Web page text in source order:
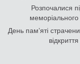
Розпочалися
День памʼяті